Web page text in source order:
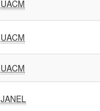
UACM
UACM
UACM
JANEL